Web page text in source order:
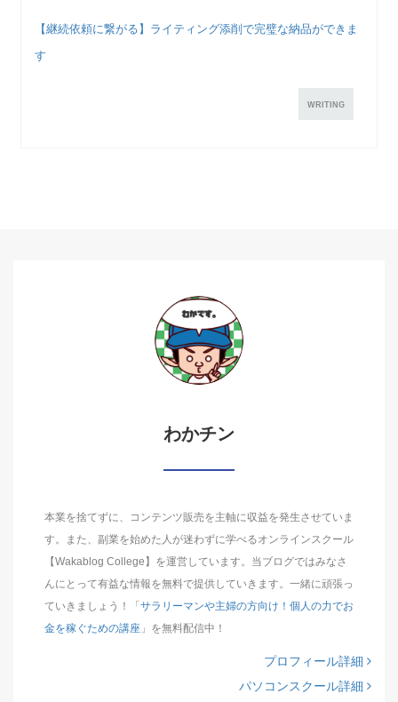
【継続依頼に繋がる】ライティング添削で完璧な納品ができま
す
WRITING
わかチン
本業を捨てずに、コンテンツ販売を主軸に収益を発生させていま
す。また、副業を始めた人が迷わずに学べるオンラインスクール
【Wakablog College】を運営しています。当ブログではみなさ
んにとって有益な情報を無料で提供していきます。一緒に頑張っ
ていきましょう！「 サラリーマンや主婦の方向け！個人の力でお
金を稼ぐための講座 」を無料配信中！
プロフィール詳細
パソコンスクール詳細